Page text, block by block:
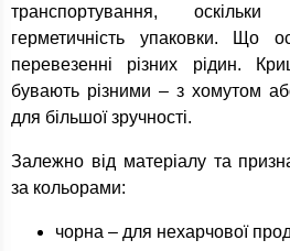
транспортування,
герметичність упаковки. Що
перевезенні різних рідин.
бувають різними – з хомутом
для більшої зручності.
Залежно від матеріалу та
за кольорами:
чорна – для нехарчової